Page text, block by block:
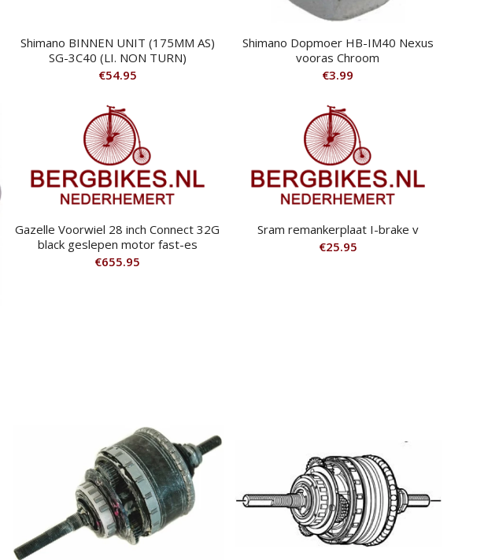
Shimano BINNEN UNIT (175MM AS)
SG-3C40 (LI. NON TURN)
€54.95
Shimano Dopmoer HB-IM40 Nexus
vooras Chroom
€3.99
Gazelle Voorwiel 28 inch Connect 32G
black geslepen motor fast-es
€655.95
Sram remankerplaat I-brake v
€25.95